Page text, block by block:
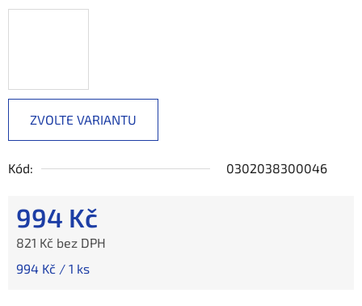
ZVOLTE VARIANTU
Kód: 0302038300046
994 Kč
821 Kč bez DPH
Měrná cena:
994 Kč / 1 ks